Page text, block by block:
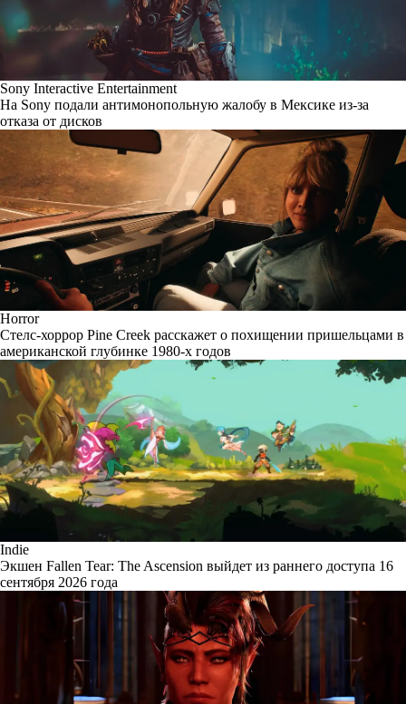
Sony Interactive Entertainment
На Sony подали антимонопольную жалобу в Мексике из-за
отказа от дисков
Horror
Стелс-хоррор Pine Creek расскажет о похищении пришельцами в
американской глубинке 1980-х годов
Indie
Экшен Fallen Tear: The Ascension выйдет из раннего доступа 16
сентября 2026 года